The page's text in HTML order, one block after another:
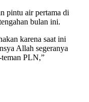
pintu air pertama di
bulan ini.
karena saat ini
Allah segeranya
PLN,”